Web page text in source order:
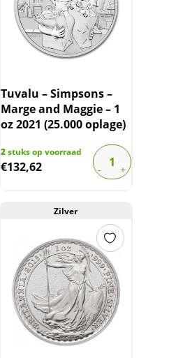
Tuvalu – Simpsons –
Marge and Maggie – 1
oz 2021 (25.000 oplage)
2stuks op voorraad
€132,62
Zilver